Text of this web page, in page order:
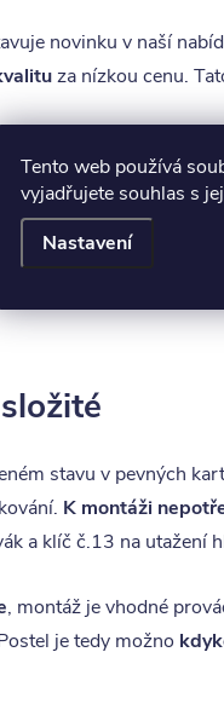
Tento web používá
vyjadřujete souhlas s
Nastavení
novinku v naší
za nízkou cenu.
ve dvou
šířce ( cenu
ve vaší ložnici či
stavu v pevných
K montáži
a klíč č.13 na utažení
, montáž je vhodné
je tedy možno